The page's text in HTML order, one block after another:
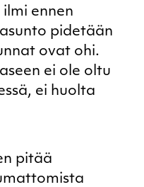
ennen
pidetään
ovat ohi.
ei ole oltu
ei huolta
pitää